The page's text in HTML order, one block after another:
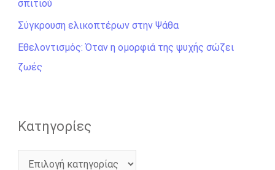
η
γ
ι
α
σπιτιού
Σύγκρουση ελικοπτέρων στην Ψάθα
Εθελοντισμός: Όταν η ομορφιά της ψυχής σώζει
ζωές
Kατηγορίες